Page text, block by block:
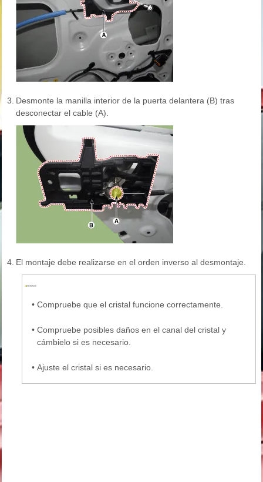
3. Desmonte la manilla interior de la puerta delantera (B) tras
desconectar el cable (A).
4. El montaje debe realizarse en el orden inverso al desmontaje.
• Compruebe que el cristal funcione correctamente.
• Compruebe posibles daños en el canal del cristal y
cámbielo si es necesario.
• Ajuste el cristal si es necesario.